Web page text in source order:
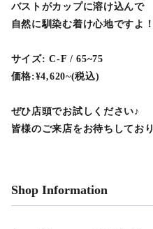
バストがカップに溶け込んで
自然に馴染む着け心地ですよ！
サイズ: C-F / 65~75
価格:¥4,620~(税込)
ぜひ店頭でお試しください♪
皆様のご来店をお待ちしてお
Shop Information